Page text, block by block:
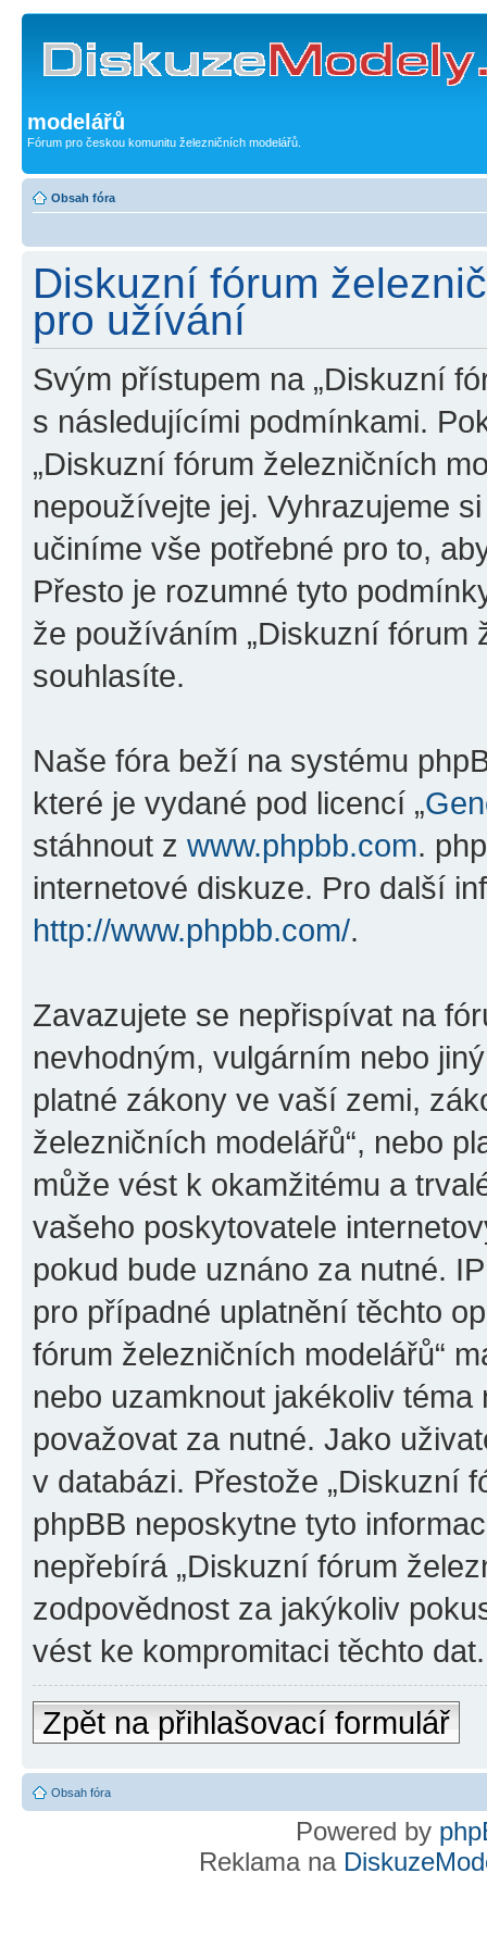
modelářů
Fórum pro českou komunitu železničních modelářů.
Obsah fóra
Diskuzní fórum
pro užívání
Svým přístupem na „Diskuzní
s následujícími podmínkami.
„Diskuzní fórum železničních
nepoužívejte jej. Vyhrazujeme
učiníme vše potřebné pro to,
Přesto je rozumné tyto
že používáním „Diskuzní fórum
souhlasíte.
Naše fóra beží na systému
které je vydané pod licencí „
stáhnout z www.phpbb.com.
internetové diskuze. Pro další
http://www.phpbb.com/.
Zavazujete se nepřispívat na
nevhodným, vulgárním nebo
platné zákony ve vaší zemi,
železničních modelářů“, nebo
může vést k okamžitému a
vašeho poskytovatele
pokud bude uznáno za nutné.
pro případné uplatnění těchto
fórum železničních modelářů“
nebo uzamknout jakékoliv
považovat za nutné. Jako
v databázi. Přestože „Diskuzní
phpBB neposkytne tyto
nepřebírá „Diskuzní fórum
zodpovědnost za jakýkoliv
vést ke kompromitaci těchto dat.
Zpět na přihlašovací formulář
Obsah fóra
Powered by
Reklama na